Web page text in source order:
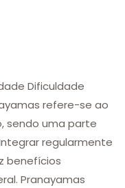
Dificuldade
refere-se ao
sendo uma parte
regularmente
benefícios
Pranayamas